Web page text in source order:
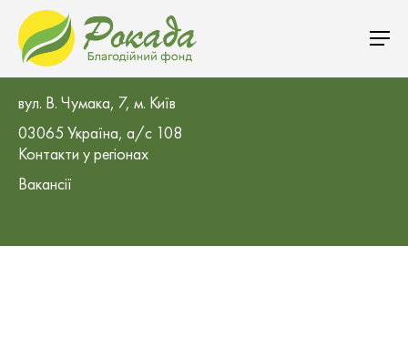
БО «Благодійний фонд «Рокада»
вул. В. Чумака, 7, м. Київ
03065 Україна, а/с 108
Контакти у регіонах
Вакансії